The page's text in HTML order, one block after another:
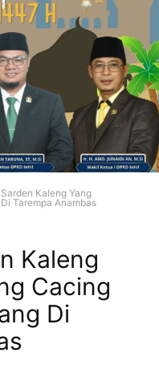
Kaleng Yang
Tarempa Anambas
Kaleng
Cacing
Di